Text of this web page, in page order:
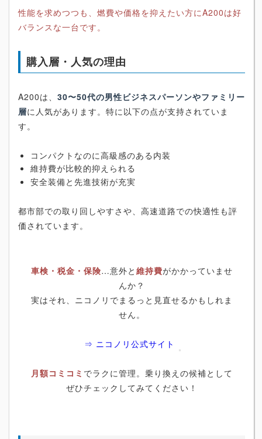
性能を求めつつも、燃費や価格を抑えたい方にA200は好
バランスな一台です。
購入層・人気の理由
A200は、 30〜50代の男性ビジネスパーソンやファミリー
層に人気があります。特に以下の点が支持されていま
す。
コンパクトなのに高級感のある内装
維持費が比較的抑えられる
安全装備と先進技術が充実
都市部での取り回しやすさや、高速道路での快適性も評
価されています。
車検・税金・保険…意外と 維持費がかかっていませ
んか？
実はそれ、ニコノリでまるっと見直せるかもしれま
せん。
⇒ ニコノリ公式サイト
月額コミコミ でラクに管理。乗り換えの候補として
ぜひチェックしてみてください！